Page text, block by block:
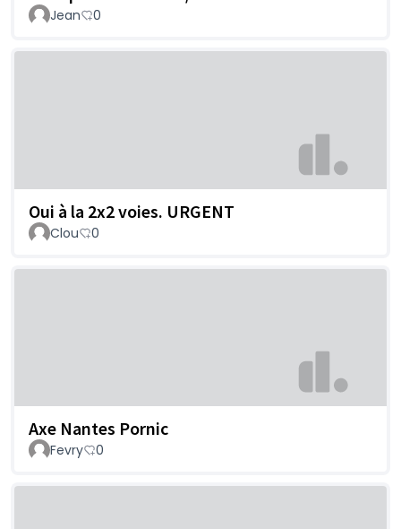
Jean 0
Oui à la 2x2 voies. URGENT
Clou 0
Axe Nantes Pornic
Fevry 0